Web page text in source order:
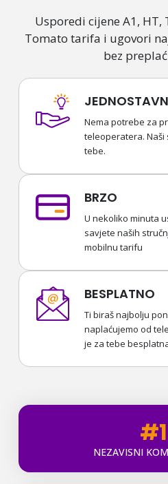
Usporedi cijene A1, HT,
Tomato tarifa i ugovori
bez
Nema potrebe za
teleoperatera. Naši
tebe.
BRZO
U nekoliko minuta
savjete naših
mobilnu tarifu
BESPLATNO
Ti biraš najbolju
naplaćujemo od
je za tebe
#1
NEZAVISNI